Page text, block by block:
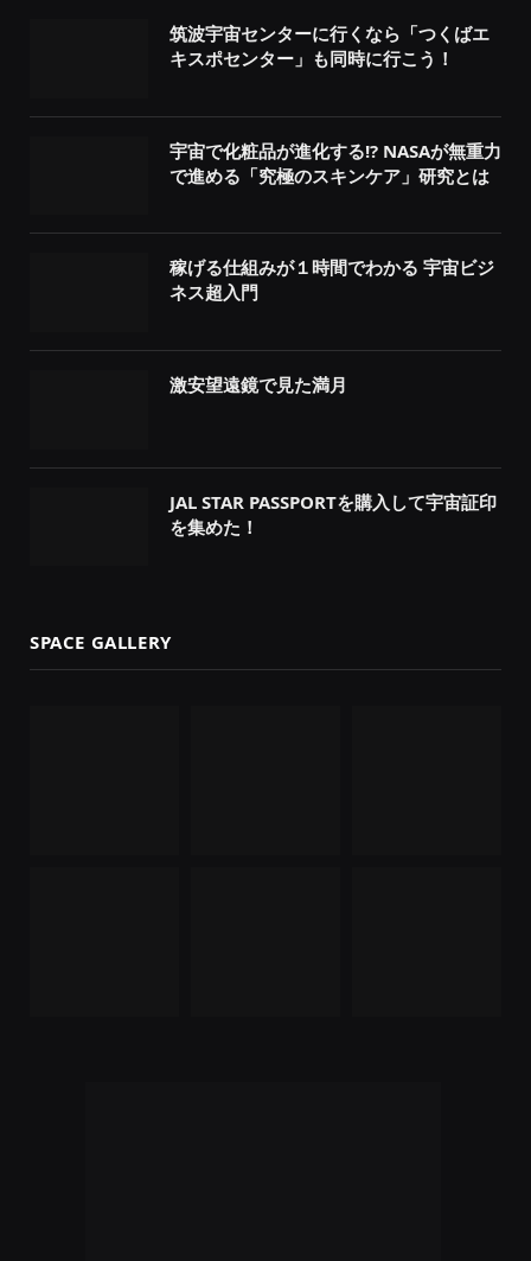
筑波宇宙センターに行くなら「つくばエ
キスポセンター」も同時に行こう！
宇宙で化粧品が進化する!? NASAが無重力
で進める「究極のスキンケア」研究とは
稼げる仕組みが１時間でわかる 宇宙ビジ
ネス超入門
激安望遠鏡で見た満月
JAL STAR PASSPORTを購入して宇宙証印
を集めた！
SPACE GALLERY